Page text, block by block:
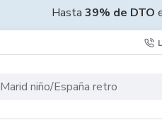
Hasta 39% de DTO